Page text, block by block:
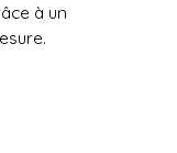
à un